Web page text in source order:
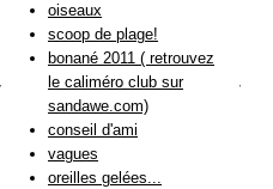
oiseaux
scoop de plage!
bonané 2011 ( retrouvez
le caliméro club sur
sandawe.com)
conseil d'ami
vagues
oreilles gelées...